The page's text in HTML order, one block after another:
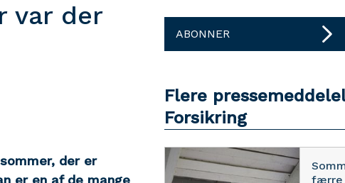
var der
der er
er en af de mange
ABONNER
Flere
Forsikring
færre